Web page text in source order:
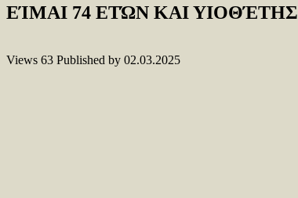
ΕΊΜΑΙ 74 ΕΤΏΝ ΚΑΙ
Views 63 Published by 02.03.2025